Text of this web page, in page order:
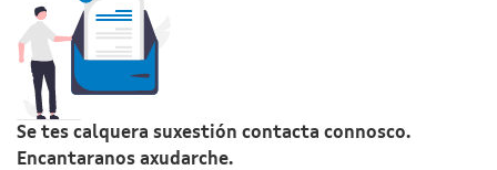
Se tes calquera suxestión contacta connosco.
Encantaranos axudarche.